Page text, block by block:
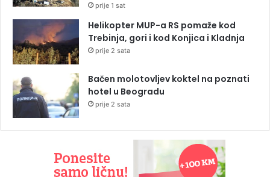
prije 1 sat
Helikopter MUP-a RS pomaže kod
Trebinja, gori i kod Konjica i Kladnja
prije 2 sata
Bačen molotovljev koktel na poznati
hotel u Beogradu
prije 2 sata